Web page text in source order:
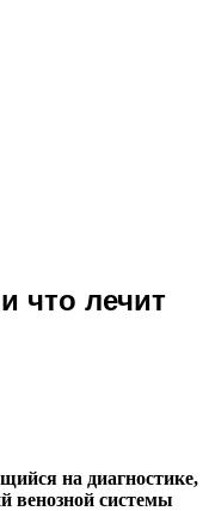
что лечит
на диагностике,
венозной системы